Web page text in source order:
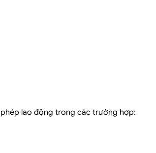
lao động trong các trường hợp: